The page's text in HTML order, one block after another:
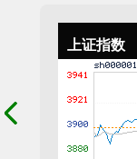
上证指数